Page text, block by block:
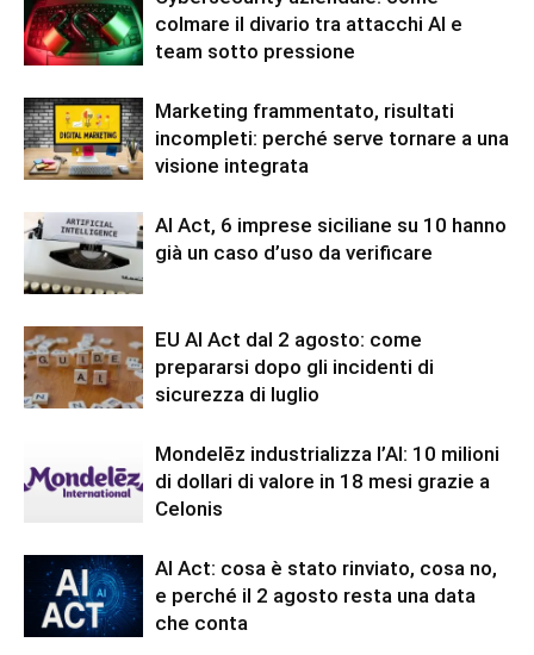
colmare il divario tra attacchi AI e
team sotto pressione
Marketing frammentato, risultati
incompleti: perché serve tornare a una
visione integrata
AI Act, 6 imprese siciliane su 10 hanno
già un caso d’uso da verificare
EU AI Act dal 2 agosto: come
prepararsi dopo gli incidenti di
sicurezza di luglio
Mondelēz industrializza l’AI: 10 milioni
di dollari di valore in 18 mesi grazie a
Celonis
AI Act: cosa è stato rinviato, cosa no,
e perché il 2 agosto resta una data
che conta